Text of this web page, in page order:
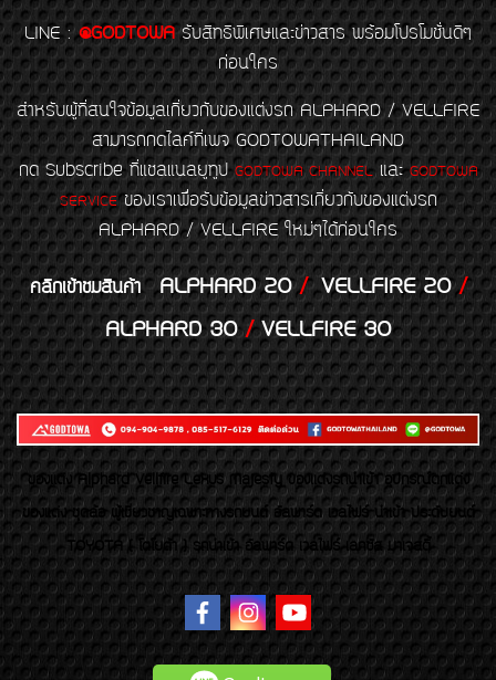
LINE : @GODTOWA รับสิทธิพิเศษและข่าวสาร พร้อมโปรโมชั่นดีๆ
ก่อนใคร
สำหรับผู้ที่สนใจข้อมูลเกี่ยวกับของแต่งรถ ALPHARD / VELLFIRE
สามารถกดไลค์ที่เพจ GODTOWATHAILAND
กด Subscribe ที่แชลแนลยูทูป GODTOWA CHANNELและGODTOWA
SERVICEของเราเพื่อรับข้อมูลข่าวสารเกี่ยวกับของแต่งรถ
ALPHARD / VELLFIRE ใหม่ๆได้ก่อนใคร
คลิกเข้าชมสินค้า ALPHARD 20/VELLFIRE 20/
ALPHARD 30/VELLFIRE 30
ของเเต่ง Alphard Vellfire Lexus Majesty ของเเต่งรถนำเข้า อุปกรณ์ตกแต่ง
ของแต่ง ชุดล้อ ผู้เชี่ยวชาญเฉพาะทางรถยนต์ อัลพาร์ด เวลไฟร์ นำเข้า ประดับยนต์
TOYOTA ( โตโยต้า ) รถนำเข้า อัลพาร์ด เวลไฟร์ เลกซัส มาเจสตี้